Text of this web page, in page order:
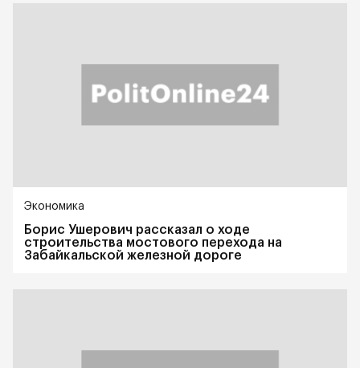
Экономика
Борис Ушерович рассказал о ходе
строительства мостового перехода на
Забайкальской железной дороге